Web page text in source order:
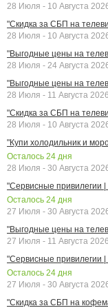
28 Июля - 10 Августа
"Скидка за СБП на
28 Июля - 10 Августа
"Выгодные цены на
28 Июля - 24 Августа
"Выгодные цены на
28 Июля - 11 Августа 2026
"Скидка за СБП на
28 Июля - 10 Августа
"Купи холодильник и
Осталось 24 дня
28 Июля - 30 Августа
"Сервисные привилегии
Осталось 24 дня
27 Июля - 30 Августа
"Выгодные цены на
27 Июля - 11 Августа 2026
"Сервисные привилегии
Осталось 24 дня
27 Июля - 30 Августа
"Скидка за СБП на